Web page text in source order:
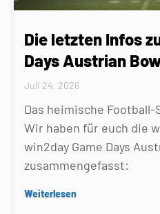
Die letzten Infos
Days Austrian
Juli 24, 2026
Das heimische
Wir haben für euch die
win2day Game Days
zusammengefasst:
Weiterlesen